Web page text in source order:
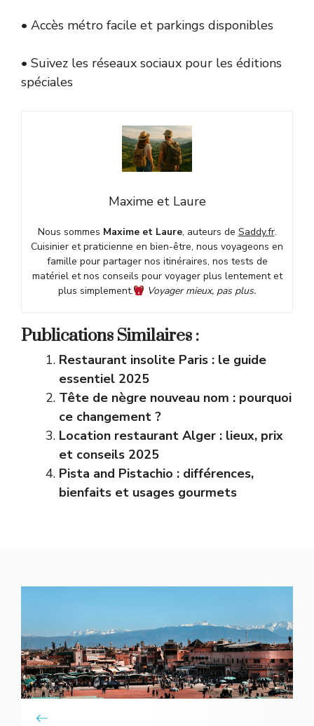
• Accès métro facile et parkings disponibles
• Suivez les réseaux sociaux pour les éditions
spéciales
Maxime et Laure
Nous sommes Maxime et Laure, auteurs de Saddy.fr.
Cuisinier et praticienne en bien-être, nous voyageons en
famille pour partager nos itinéraires, nos tests de
matériel et nos conseils pour voyager plus lentement et
plus simplement.
Voyager mieux, pas plus.
Publications Similaires :
Restaurant insolite Paris : le guide
essentiel 2025
Tête de nègre nouveau nom : pourquoi
ce changement ?
Location restaurant Alger : lieux, prix
et conseils 2025
Pista and Pistachio : différences,
bienfaits et usages gourmets